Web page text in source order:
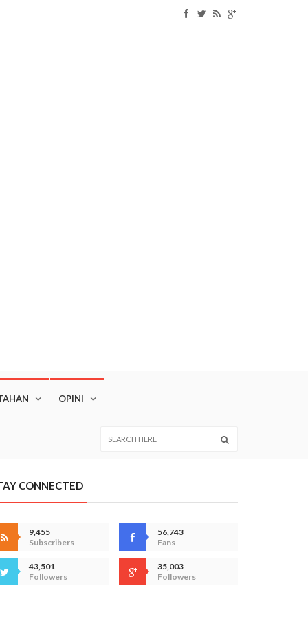
OPINI
CONNECTED
9,455
Subscribers
56,743
Fans
43,501
Followers
35,003
Followers